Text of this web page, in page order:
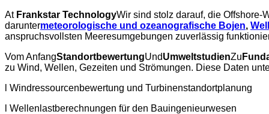
At Frankstar TechnologyWir sind stolz darauf, die Offshore-
daruntermeteorologische und ozeanografische Bojen,
anspruchsvollsten Meeresumgebungen zuverlässig
Vom AnfangStandortbewertungUndUmweltstudienZu
zu Wind, Wellen, Gezeiten und Strömungen. Diese Daten
l Windressourcenbewertung und Turbinenstandortplanung
l Wellenlastberechnungen für den Bauingenieurwesen